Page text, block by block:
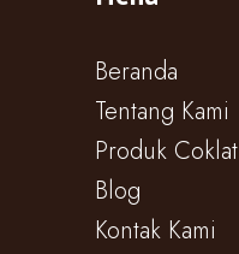
Beranda
Tentang Kami
Produk Coklat
Blog
Kontak Kami